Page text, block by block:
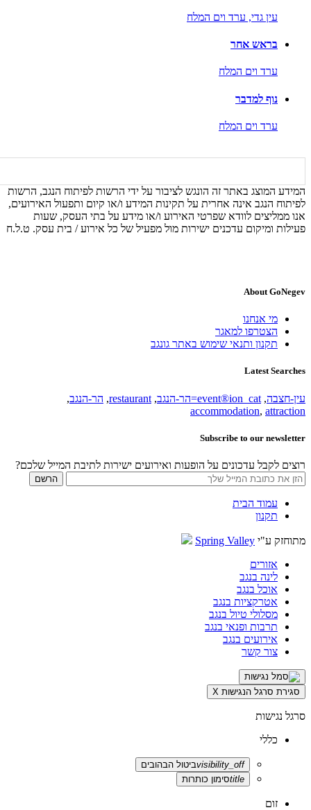
עין גדי, ערד וים המלח
בראש אחר
ערד וים המלח
נוף למדבר
ערד וים המלח
המידע המוצג באתר זה הונגש לציבור על ידי הרשות לפיתוח הנגב, הרשות
לפיתוח הנגב אינה אחרית על תקינות המידע ו/או קיום ותפעול האירועים,
אנו ממליצים לוודא שפרטי האירוע ו/או מידע על בתי העסק, שעות
פעילות ומיקום עדכנים ישירות מול מפעיל של כל אירוע / בית עסק. ט.ל.ח
About GoNegev
מי אנחנו
הצטרפו למאגר
תקנון ותנאי שימוש באתר גונגב
Latest Searches
עין-חצבה, event®ion_cat=הר-הנגב ,
restaurant
, הר-הנגב,
accommodation, attraction
Subscribe to our newsletter
רוצים לקבל עדכונים על הופעות ואירועים ישירות לתיבת המייל שלכם?
עמוד הבית
תקנון
מתוחזק ע"י Spring Valley
אזורים
לינה בנגב
אוכל בנגב
אטרקציות בנגב
מסלולי טיול בנגב
תרבות ופנאי בנגב
אירועים בנגב
צור קשר
סגירת סרגל הנגישות X
סרגל נגישות
כללי
visibility_offביטול הבהובים
titleסימון כותרות
זום